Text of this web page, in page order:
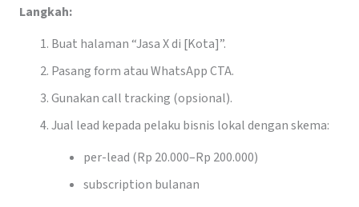
Langkah:
Buat halaman “Jasa X di [Kota]”.
Pasang form atau WhatsApp CTA.
Gunakan call tracking (opsional).
Jual lead kepada pelaku bisnis lokal dengan skema:
per-lead (Rp 20.000–Rp 200.000)
subscription bulanan